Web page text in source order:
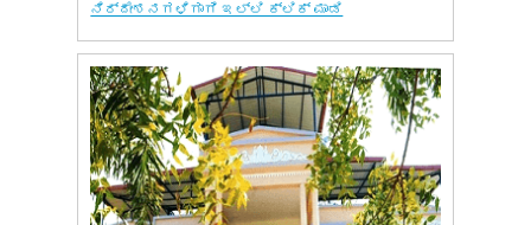
ನಿರ್ದೇಶನಗಳಿಗಾಗಿ ಇಲ್ಲಿ ಕ್ಲಿಕ್ ಮಾಡಿ